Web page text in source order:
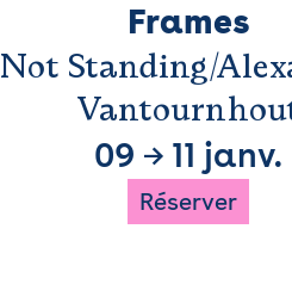
Frames
Not Standing/
09 → 11 janv.
Réserver